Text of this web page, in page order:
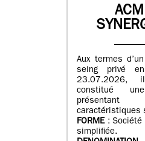
Aux termes
seing privé
constitué
caractéristiques
FORME: Société
simplifiée.